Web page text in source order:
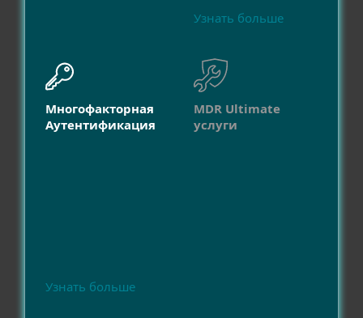
Узнать больше
Многофакторная
Аутентификация
Узнать больше
MDR Ultimate
услуги